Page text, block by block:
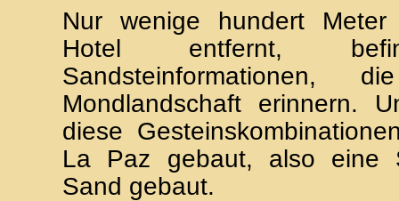
Nur wenige hundert
Hotel entfernt,
Mondlandschaft erinnern.
diese
La Paz gebaut, also eine
Sand gebaut.